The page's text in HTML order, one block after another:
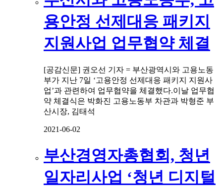
용안정 선제대응 패키지
지원사업 업무협약 체결
[공감신문] 권오선 기자 = 부산광역시와 고용노동
부가 지난 7일 ‘고용안정 선제대응 패키지 지원사
업’과 관련하여 업무협약을 체결했다.이날 업무협
약 체결식은 박화진 고용노동부 차관과 박형준 부
산시장, 김태석
2021-06-02
부산경영자총협회, 청년
일자리사업 ‘청년 디지털